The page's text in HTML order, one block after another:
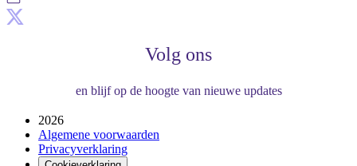
Volg ons
en blijf op de hoogte van nieuwe updates
2026
Algemene voorwaarden
Privacyverklaring